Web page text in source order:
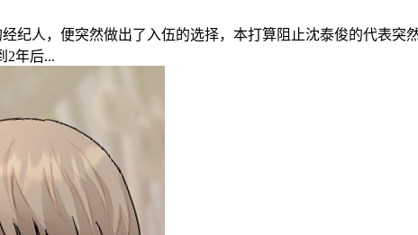
纪人，便突然做出了入伍的选择，本打算阻止沈泰俊的代表突
2年后...